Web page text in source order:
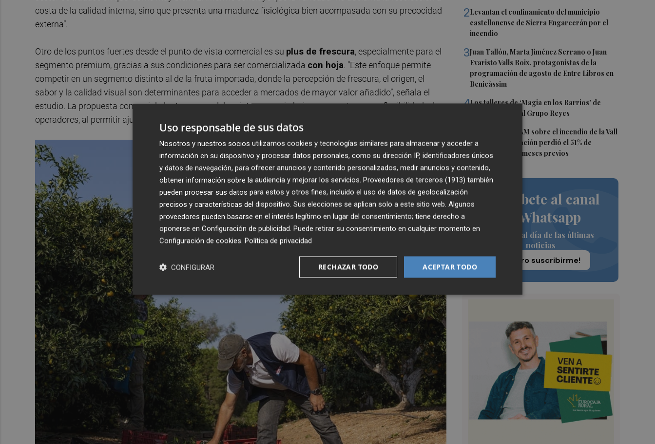
2Levantan el confinamiento del municipio
castellonense de Sierra Engarcerán por el
incendio
3Juan Tallón, Marta Jiménez Serrano o Juan
Evaristo Valls Boix, protagonistas de la
programación de agosto de Entre Libros en
Benicàssim
4Los talleres de ‘Magia en los Barrios’ de
Castelló llegan al Grupo Reyes
Informe del CEAM sobre el incendio de la Vall
d'Uixó: la vegetación perdió el 51% de
humedad en los meses previos
Suscríbete al canal
de Whatsapp
Siempre al día de las últimas
noticias
¡Quiero suscribirme!
costa de la calidad interna, sino que presenta una madurez fisiológica bien acompasada con su precocidad
externa”.
Otro de los puntos fuertes desde el punto de vista comercial es su plus de frescura, especialmente para el
segmento premium, gracias a sus condiciones para ser comercializada con hoja. “Este enfoque permite
competir en un segmento distinto al de la fruta importada, donde la percepción de frescura, el origen, el
sabor y la calidad visual son determinantes para acceder a mercados de mayor valor añadido”, señala el
estudio. La propuesta comercial plantea un modelo mixto, con y sin hoja, que aporta mayor flexibilidad a los
operadores, al permitir ajustar formatos y volúmenes sin penalizar la calidad.
Uso responsable de sus datos
Nosotros y nuestros socios utilizamos cookies y tecnologías similares para almacenar y acceder a
información en su dispositivo y procesar datos personales, como su dirección IP, identificadores únicos
y datos de navegación, para ofrecer anuncios y contenido personalizados, medir anuncios y contenido,
obtener información sobre la audiencia y mejorar los servicios. Proveedores de terceros (1913) también
pueden procesar sus datos para estos y otros fines, incluido el uso de datos de geolocalización
precisos y características del dispositivo. Sus elecciones se aplican solo a este sitio web. Algunos
proveedores pueden basarse en el interés legítimo en lugar del consentimiento; tiene derecho a
oponerse en Configuración de publicidad. Puede retirar su consentimiento en cualquier momento en
Configuración de cookies. Política de privacidad
ACEPTAR TODO
RECHAZAR TODO
CONFIGURAR